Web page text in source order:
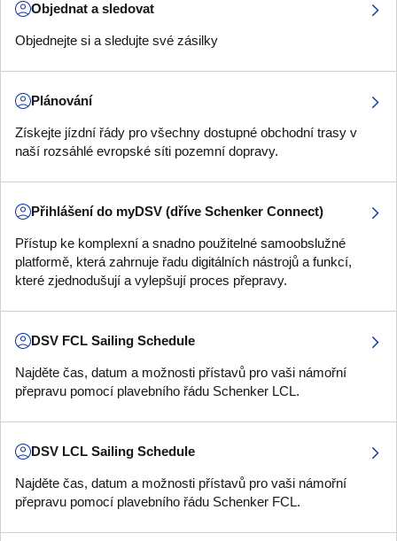
Objednat a sledovat
Objednejte si a sledujte své zásilky
Plánování
Získejte jízdní řády pro všechny dostupné obchodní trasy v
naší rozsáhlé evropské síti pozemní dopravy.
Přihlášení do myDSV (dříve Schenker Connect)
Přístup ke komplexní a snadno použitelné samoobslužné
platformě, která zahrnuje řadu digitálních nástrojů a funkcí,
které zjednodušují a vylepšují proces přepravy.
DSV FCL Sailing Schedule
Najděte čas, datum a možnosti přístavů pro vaši námořní
přepravu pomocí plavebního řádu Schenker LCL.
DSV LCL Sailing Schedule
Najděte čas, datum a možnosti přístavů pro vaši námořní
přepravu pomocí plavebního řádu Schenker FCL.